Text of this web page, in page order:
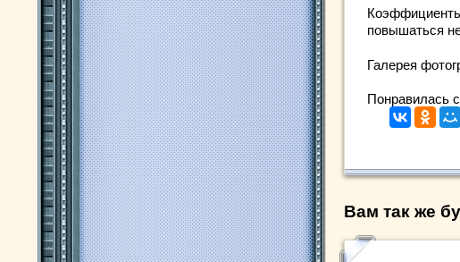
повышаться
Галерея
Понравилась
Вам так же